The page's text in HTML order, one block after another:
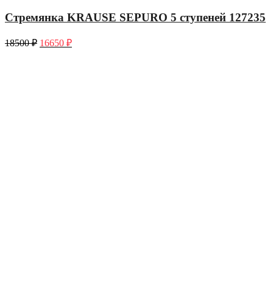
Стремянка KRAUSE SEPURO 5 ступеней 127235
18500₽ 16650 ₽